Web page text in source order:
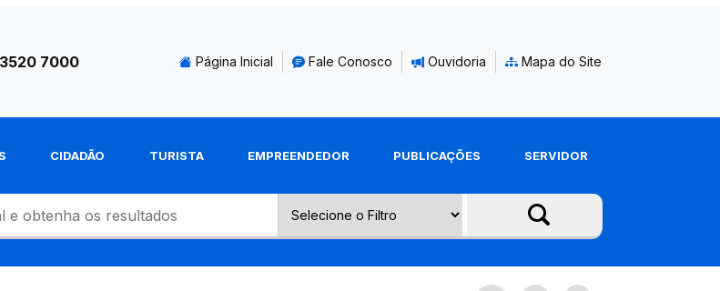
7000 Página Inicial Fale Conosco Ouvidoria Mapa do Site
CIDADÃO TURISTA EMPREENDEDOR PUBLICAÇÕES SERVIDOR